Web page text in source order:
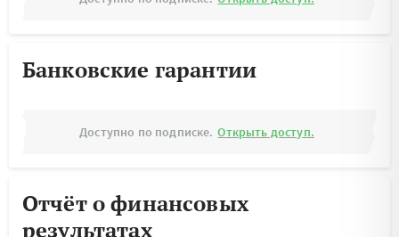
Банковские гарантии
Доступно по подписке. Открыть доступ.
Отчёт о финансовых
результатах